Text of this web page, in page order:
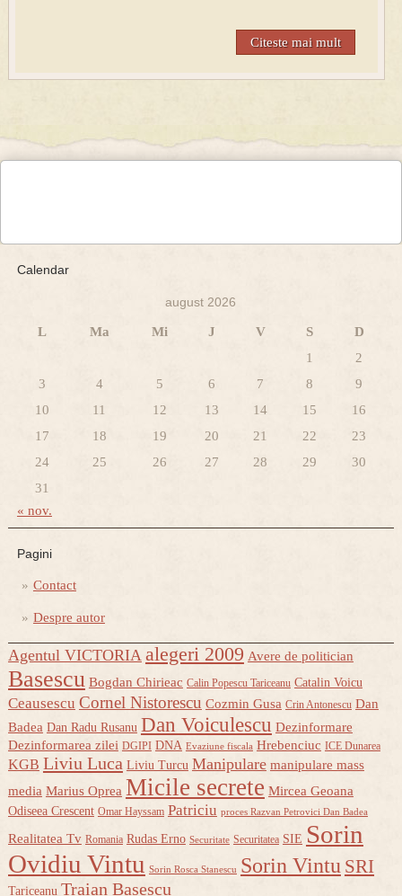
Citeste mai mult
Calendar
august 2026
L Ma Mi J V S
D
1
2
3
4 5 6 7 8
9
10
11 12 13 14 15
16
17
18 19 20 21 22
23
24
25 26 27 28 29
30
31
« nov.
Pagini
Contact
Despre autor
Agentul VICTORIA alegeri 2009 Avere de politician
Basescu Bogdan Chirieac Calin Popescu Tariceanu Catalin Voicu
Ceausescu Cornel Nistorescu Cozmin Gusa Crin Antonescu Dan
Badea Dan Radu Rusanu Dan Voiculescu Dezinformare
Dezinformarea zilei DGIPI DNA Evaziune fiscala Hrebenciuc ICE Dunarea
KGB Liviu Luca Liviu Turcu Manipulare manipulare mass
media Marius Oprea Micile secrete Mircea Geoana
Odiseea Crescent Omar Hayssam Patriciu proces Razvan Petrovici Dan Badea
Realitatea Tv Romania Rudas Erno Securitate Securitatea SIE Sorin
Ovidiu Vintu Sorin Rosca Stanescu Sorin Vintu SRI
Tariceanu Traian Basescu